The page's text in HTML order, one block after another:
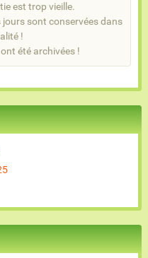
est trop vieille.
jours sont conservées dans
!
été archivées !